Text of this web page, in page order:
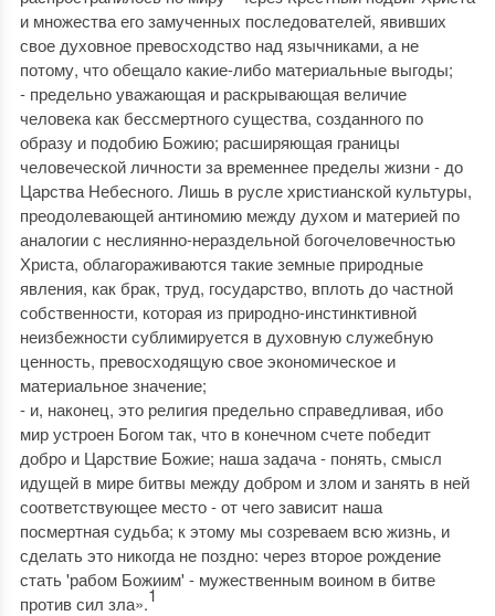
и множества его замученных последователей, явивших
свое духовное превосходство над язычниками, а не
потому, что обещало какие-либо материальные выгоды;
- предельно уважающая и раскрывающая величие
человека как бессмертного существа, созданного по
образу и подобию Божию; расширяющая границы
человеческой личности за временнее пределы жизни - до
Царства Небесного. Лишь в русле христианской культуры,
преодолевающей антиномию между духом и материей по
аналогии с неслиянно-нераздельной богочеловечностью
Христа, облагораживаются такие земные природные
явления, как брак, труд, государство, вплоть до частной
собственности, которая из природно-инстинктивной
неизбежности сублимируется в духовную служебную
ценность, превосходящую свое экономическое и
материальное значение;
- и, наконец, это религия предельно справедливая, ибо
мир устроен Богом так, что в конечном счете победит
добро и Царствие Божие; наша задача - понять, смысл
идущей в мире битвы между добром и злом и занять в ней
соответствующее место - от чего зависит наша
посмертная судьба; к этому мы созреваем всю жизнь, и
сделать это никогда не поздно: через второе рождение
стать 'рабом Божиим' - мужественным воином в битве
против сил зла».1